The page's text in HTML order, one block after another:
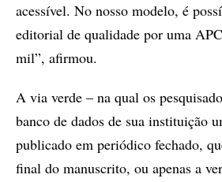
acessível. No nosso modelo, é
editorial de qualidade por uma
mil”, afirmou.
A via verde – na qual os
banco de dados de sua instituição
publicado em periódico fechado,
final do manuscrito, ou apenas a